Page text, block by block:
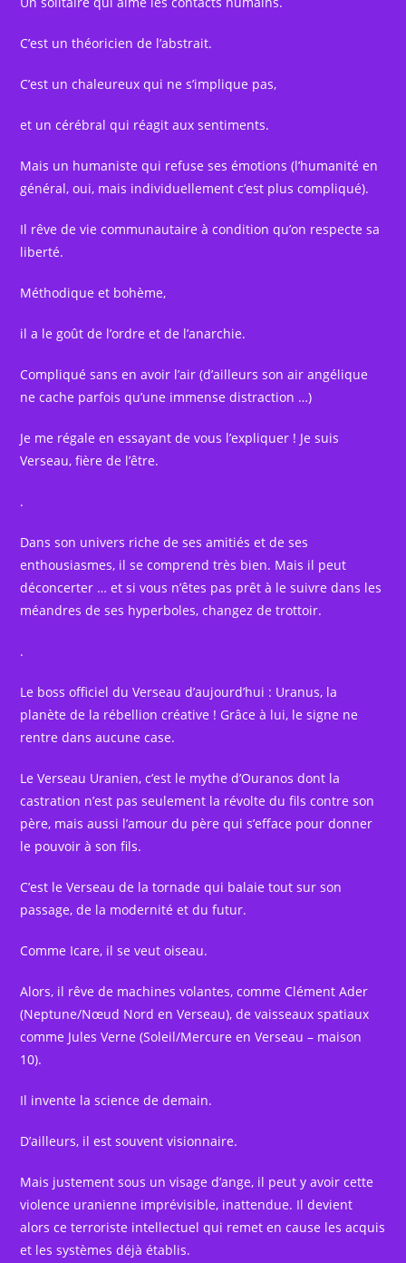
C’est un théoricien de l’abstrait.
C’est un chaleureux qui ne s’implique pas,
et un cérébral qui réagit aux sentiments.
Mais un humaniste qui refuse ses émotions (l’humanité en
général, oui, mais individuellement c’est plus compliqué).
Il rêve de vie communautaire à condition qu’on respecte sa
liberté.
Méthodique et bohème,
il a le goût de l’ordre et de l’anarchie.
Compliqué sans en avoir l’air (d’ailleurs son air angélique
ne cache parfois qu’une immense distraction …)
Je me régale en essayant de vous l’expliquer ! Je suis
Verseau, fière de l’être.
.
Dans son univers riche de ses amitiés et de ses
enthousiasmes, il se comprend très bien. Mais il peut
déconcerter … et si vous n’êtes pas prêt à le suivre dans les
méandres de ses hyperboles, changez de trottoir.
.
Le boss officiel du Verseau d’aujourd’hui : Uranus, la
planète de la rébellion créative ! Grâce à lui, le signe ne
rentre dans aucune case.
Le Verseau Uranien, c’est le mythe d’Ouranos dont la
castration n’est pas seulement la révolte du fils contre son
père, mais aussi l’amour du père qui s’efface pour donner
le pouvoir à son fils.
C’est le Verseau de la tornade qui balaie tout sur son
passage, de la modernité et du futur.
Comme Icare, il se veut oiseau.
Alors, il rêve de machines volantes, comme Clément Ader
(Neptune/Nœud Nord en Verseau), de vaisseaux spatiaux
comme Jules Verne (Soleil/Mercure en Verseau – maison
10).
Il invente la science de demain.
D’ailleurs, il est souvent visionnaire.
Mais justement sous un visage d’ange, il peut y avoir cette
violence uranienne imprévisible, inattendue. Il devient
alors ce terroriste intellectuel qui remet en cause les acquis
et les systèmes déjà établis.